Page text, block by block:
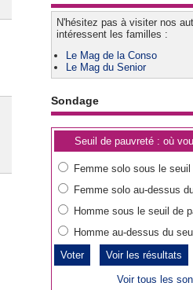
N'hésitez pas à visiter nos
intéressent les familles :
Le Mag de la Conso
Le Mag du Senior
Sondage
Seuil de pauvreté : où
Femme solo sous le
Femme solo au-dessus
Homme sous le seuil de
Homme au-dessus du
Voir les résultats
Voir tous les